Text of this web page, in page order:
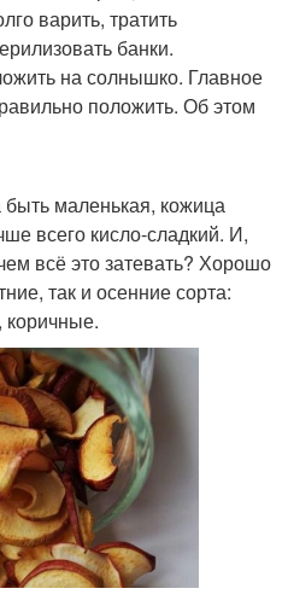
варить, тратить
банки.
на солнышко. Главное
положить. Об этом
маленькая, кожица
всего кисло-сладкий. И,
всё это затевать? Хорошо
так и осенние сорта: